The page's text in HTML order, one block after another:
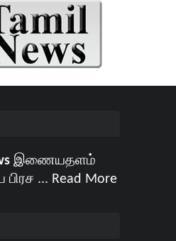
இணையதளம்
பிரச ... Read More